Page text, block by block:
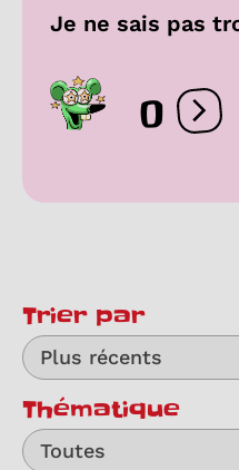
Je ne sais pas
0
Trier par
Plus récents
Thématique
Toutes